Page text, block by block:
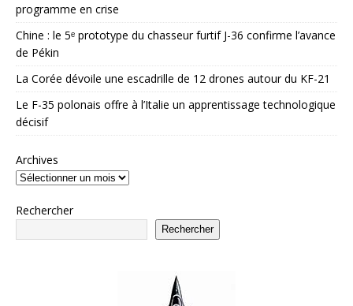
programme en crise
Chine : le 5ᵉ prototype du chasseur furtif J-36 confirme l’avance
de Pékin
La Corée dévoile une escadrille de 12 drones autour du KF-21
Le F-35 polonais offre à l’Italie un apprentissage technologique
décisif
Archives
Rechercher
Rechercher